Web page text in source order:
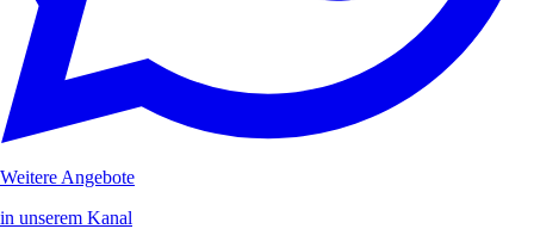
Weitere Angebote
in unserem Kanal